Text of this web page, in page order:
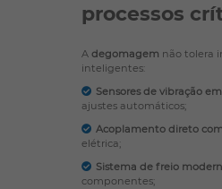
processos
A degomagem não tolera
inteligentes:
Sensores de vibração
ajustes automáticos;
Acoplamento direto
elétrica;
Sistema de freio
componentes;